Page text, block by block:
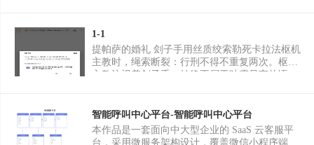
本，格式混乱无法直接统计。 解决：编写正则匹
配规则拆分薪资上下限、工作年限、专业技能关
键词，统一数据格式；利用 pandas 重复值检测函
数自动去重，提升数据集整洁度
集与养成，每位骑士拥有独特的技能树和成长路
径，支持装备搭配与属性定制。 武器与Build系
统：游戏内置近百种武器，玩家可在局内通过随
杯赛、BOSS斗技场等多种玩法，满足不同玩家
的挑战需求。 商业化与运营：包含完整的抽卡、
通行证、礼包等商业化系统，以及活动运营、版
单、出租车票等几乎所有常见票据类型。 2.
OCR自动识别与结构化 这是系统的核心能力。上
传发票后，OCR引擎会自动识别票面所有关键信
息，如发票代码、号码、开票日期、金额、税
目和类别，实现“一键生成报销单”。 3. 全方位自
动化核验 真伪核验：自动对接国家税务总局的发
票查验平台，实时核验发票真伪，杜绝假发票。
1-1
提帕萨的婚礼 刽子手用丝质绞索勒死卡拉法枢机
主教时，绳索断裂：行刑不得不重复两次。枢机
主教注视着刽子手，始终不屑于吐露只言片语。
主教注视着刽子手，始终不屑于吐露只言片语。
智能呼叫中心平台-智能呼叫中心平台
本作品是一套面向中大型企业的 SaaS 云客服平
台，采用微服务架构设计，覆盖微信小程序端